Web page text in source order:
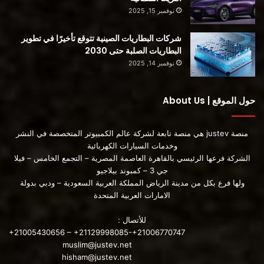
PHEVs.
إذن كيف أصبحت تسلا ، لبضعة أيام على الأقل ، شركة السيارات
لقد راهنت مبكرًا على المركبات الكهربائية واستمرت في دفع السوق
بالابتكار. كانت الأولى من نوعها لبطاريات الليثيوم أيون ويبدو أنها أول
من خفض تكاليف البطارية باستخدام التقنيات التي تغير التصميم
لزيادة المتانة وعدم استخدام الكوبالت. بعد تحدي السوق التنفيذي
الفاخر ، يتمثل التحدي التالي في الاتجاه السائد الكامل ، وهناك
بالفعل خطط لسيارة Tesla صغيرة للسوق الصينية. لذلك من غير
بمثابة صورة انفرادية على قراءات مؤشر الأسهم ؛ من المحتمل أن
يحدث مرة أخرى قريبًا.
نوفمبر 15, 2025
شركات البطاريات الصينية تتوقع تأخيرًا في تطوير
البطاريات الصلبة حتى 2030
نوفمبر 14, 2025
حول الموقع | About Us
منصة justev هي منصة تابعة لشركة عالم الكمبيوتر المتخصصة في النشر
وخدمات السيارات الكهربائية
الشركة فرعها الرئيسي بالقاهرة العاصمة المصرية – التجمع الخامس – فيلا
جي 3 – كمبوند بيلاجيو
ولها فرع بكل من مدينة الرياض المملكة العربية السعودية – ودبي بدولة
الامارات العربية المتحدة
للأتصال :
+21005430656 – +21129998085-+21006770747
muslim@justev.net
hisham@justev.net